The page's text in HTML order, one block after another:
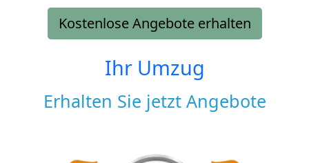
Kostenlose Angebote erhalten
Ihr Umzug
Erhalten Sie jetzt Angebote